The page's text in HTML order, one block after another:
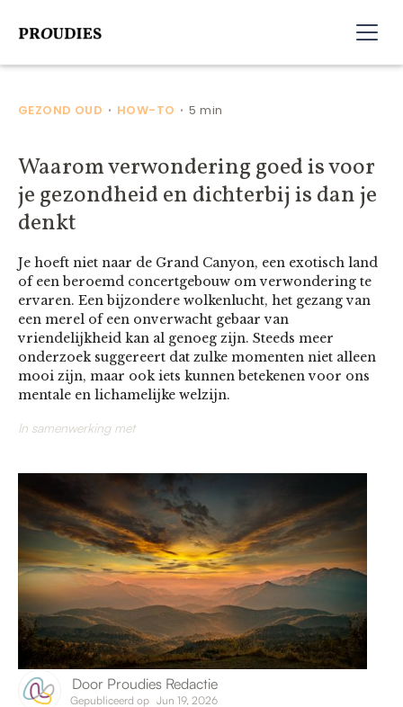
GEZOND OUD • HOW-TO •5 min
Waarom verwondering goed is voor
je gezondheid en dichterbij is dan je
denkt
Je hoeft niet naar de Grand Canyon, een exotisch land
of een beroemd concertgebouw om verwondering te
ervaren. Een bijzondere wolkenlucht, het gezang van
een merel of een onverwacht gebaar van
vriendelijkheid kan al genoeg zijn. Steeds meer
onderzoek suggereert dat zulke momenten niet alleen
mooi zijn, maar ook iets kunnen betekenen voor ons
mentale en lichamelijke welzijn.
In samenwerking met
Door Proudies Redactie
Gepubliceerd op Jun 19, 2026